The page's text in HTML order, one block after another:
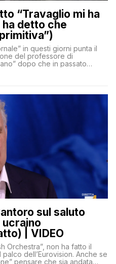
“Travaglio mi ha
detto che
in questi giorni punta il
del professore di
dopo che in passato
sul saluto
| VIDEO
Orchestra”, non ha fatto il
dell’Eurovision. Anche se
pensare che sia andata